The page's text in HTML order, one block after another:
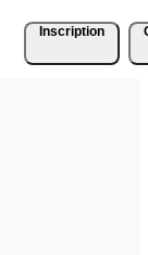
Inscription